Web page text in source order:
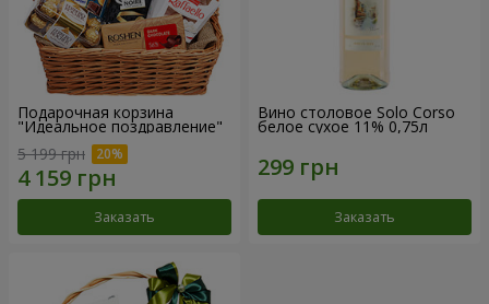
Подарочная корзина
"Идеальное поздравление"
5 199 грн
Заказать
Вино столовое Solo Corso
белое сухое 11% 0,75л
Заказать